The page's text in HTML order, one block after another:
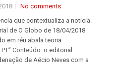
No comments
que contextualiza a notícia.
de O Globo de 18/04/2018
em réu abala teoria
Conteúdo: o editorial
de Aécio Neves com a